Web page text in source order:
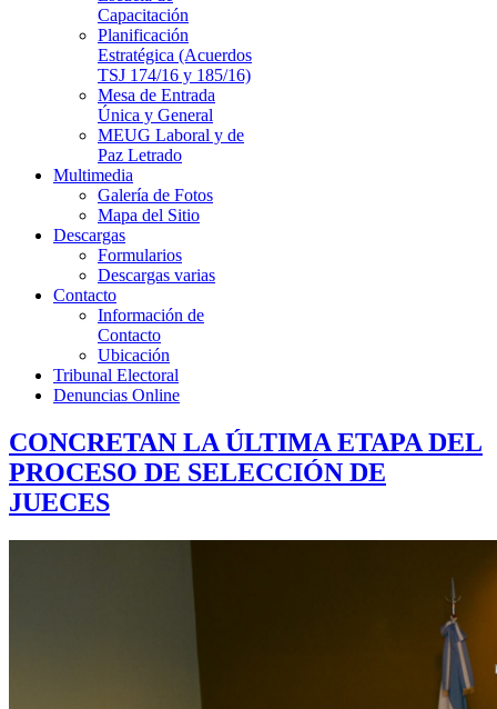
Capacitación
Planificación
Estratégica (Acuerdos
TSJ 174/16 y 185/16)
Mesa de Entrada
Única y General
MEUG Laboral y de
Paz Letrado
Multimedia
Galería de Fotos
Mapa del Sitio
Descargas
Formularios
Descargas varias
Contacto
Información de
Contacto
Ubicación
Tribunal Electoral
Denuncias Online
CONCRETAN LA ÚLTIMA ETAPA DEL
PROCESO DE SELECCIÓN DE
JUECES